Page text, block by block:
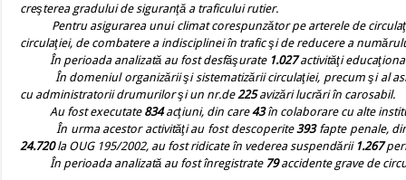
creşterea gradului de siguranţă a traficului rutier.
Pentru asigurarea unui climat corespunzător pe arterele de
circulaţiei, de combatere a indisciplinei în trafic şi de reducere a
În perioada analizată au fost desfăşurate 1.027activităţi
În domeniul organizării şi sistematizării circulaţiei, precum şi al
cu administratorii drumurilor şi un nr.de 225avizări lucrări în carosabil.
Au fost executate 834acţiuni, din care43în colaborare cu alte
În urma acestor activităţi au fost descoperite393 fapte penale,
24.720la OUG 195/2002, au fost ridicate în vederea suspendării 1.267
În perioada analizată au fost înregistrate 79accidente grave de